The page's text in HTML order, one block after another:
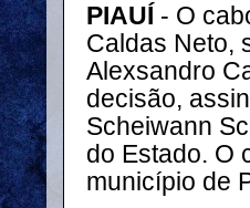
PIAUÍ - O
Caldas Neto,
Alexsandro
decisão,
Scheiwann
do Estado. O
município de